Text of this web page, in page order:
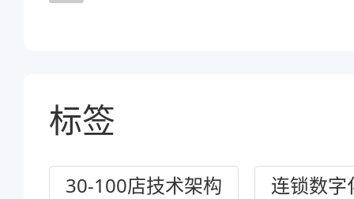
标签
30-100店技术架构 连锁数字